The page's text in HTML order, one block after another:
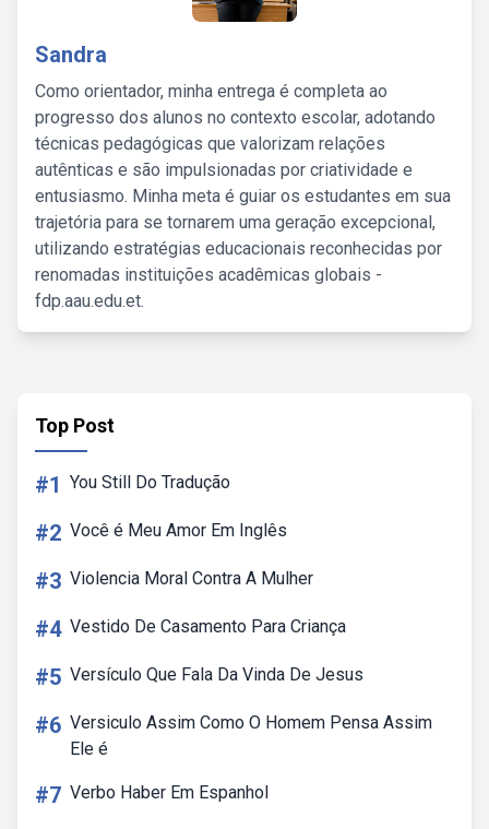
Sandra
Como orientador, minha entrega é completa ao
progresso dos alunos no contexto escolar, adotando
técnicas pedagógicas que valorizam relações
autênticas e são impulsionadas por criatividade e
entusiasmo. Minha meta é guiar os estudantes em sua
trajetória para se tornarem uma geração excepcional,
utilizando estratégias educacionais reconhecidas por
renomadas instituições acadêmicas globais -
fdp.aau.edu.et.
Top Post
#1 You Still Do Tradução
#2 Você é Meu Amor Em Inglês
#3 Violencia Moral Contra A Mulher
#4 Vestido De Casamento Para Criança
#5 Versículo Que Fala Da Vinda De Jesus
#6 Versiculo Assim Como O Homem Pensa Assim
Ele é
#7 Verbo Haber Em Espanhol